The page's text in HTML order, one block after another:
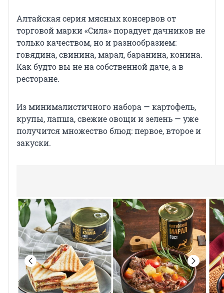
Алтайская серия мясных консервов от
торговой марки «Сила» порадует дачников не
только качеством, но и разнообразием:
говядина, свинина, марал, баранина, конина.
Как будто вы не на собственной даче, а в
ресторане.
Из минималистичного набора — картофель,
крупы, лапша, свежие овощи и зелень — уже
получится множество блюд: первое, второе и
закуски.